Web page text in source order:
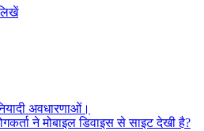
अवधारणाओं।
ने मोबाइल डिवाइस से साइट देखी है?